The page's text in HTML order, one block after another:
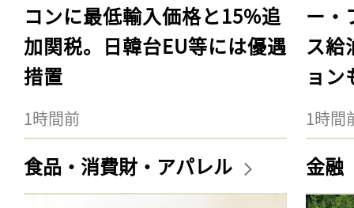
コンに最低輸入価格と15%追
加関税。日韓台EU等には優遇
措置
1時間前
ー・
ス給
ョン
1時間
食品・消費財・アパレル 金融